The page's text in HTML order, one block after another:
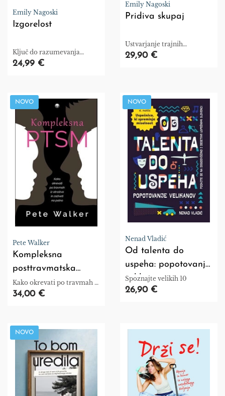
Emily Nagoski
Izgorelost
Ključ do razumevanja
stresnega cikla
24,99 €
Emily Nagoski
Pridiva skupaj
Ustvarjanje trajnih
seksualnih zvez.
29,90 €
NOVO
Pete Walker
Kompleksna
posttravmatska
stresna motnja
Kako okrevati po travmah iz
otroštva in zaživeti na polno
34,00 €
NOVO
Nenad Vladić
Od talenta do
uspeha: popotovanje
velikanov
Spoznajte velikih 10
26,90 €
NOVO